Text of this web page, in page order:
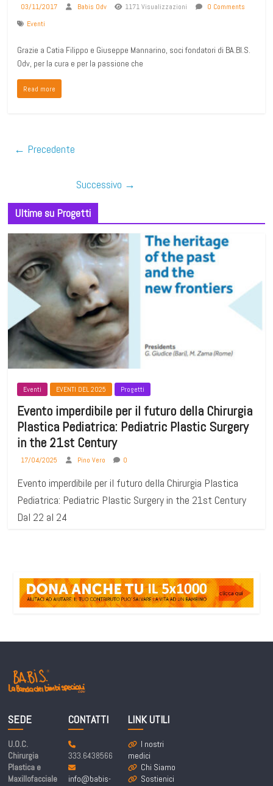
03/11/2017
Babis Odv 1171 Visualizzazioni
0 Comments
Eventi
Grazie a Catia Filippo e Giuseppe Mannarino, soci fondatori di BA.BI.S.
Odv, per la cura e per la passione che
Read more
← Precedente
Successivo →
Ultime su Progetti
Eventi EVENTI DEL 2025 Progetti
Evento imperdibile per il futuro della Chirurgia
Plastica Pediatrica: Pediatric Plastic Surgery
in the 21st Century
17/04/2025 Pino Vero 0
Evento imperdibile per il futuro della Chirurgia Plastica
Pediatrica: Pediatric Plastic Surgery in the 21st Century
Dal 22 al 24
SEDE
U.O.C.
Chirurgia
Plastica e
Maxillofacciale
CONTATTI
333.6438566
info@babis-
LINK UTILI
I nostri
medici
Chi Siamo
Sostienici